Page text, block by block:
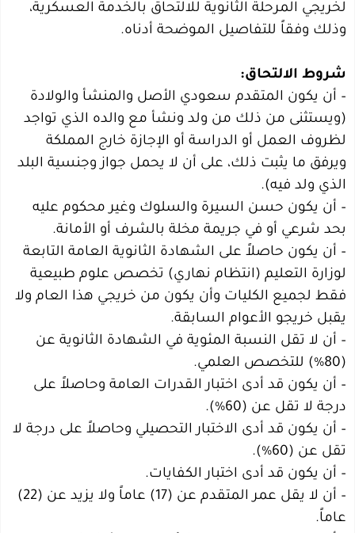
لخريجي المرحلة الثانوية للالتحاق بالخدمة العسكرية،
وذلك وفقاً للتفاصيل الموضحة أدناه.
شروط الالتحاق:
– أن يكون المتقدم سعودي الأصل والمنشأ والولادة
(ويستثنى من ذلك من ولد ونشأ مع والده الذي تواجد
لظروف العمل أو الدراسة أو الإجازة خارج المملكة
ويرفق ما يثبت ذلك، على أن لا يحمل جواز وجنسية البلد
الذي ولد فيه).
– أن يكون حسن السيرة والسلوك وغير محكوم عليه
بحد شرعي أو في جريمة مخلة بالشرف أو الأمانة.
– أن يكون حاصلاً على الشهادة الثانوية العامة التابعة
لوزارة التعليم (انتظام نهاري) تخصص علوم طبيعية
فقط لجميع الكليات وأن يكون من خريجي هذا العام ولا
يقبل خريجو الأعوام السابقة.
– أن لا تقل النسبة المئوية في الشهادة الثانوية عن
(80%) للتخصص العلمي.
– أن يكون قد أدى اختبار القدرات العامة وحاصلاً على
درجة لا تقل عن (60%).
– أن يكون قد أدى الاختبار التحصيلي وحاصلاً على درجة لا
تقل عن (60%).
– أن يكون قد أدى اختبار الكفايات.
– أن لا يقل عمر المتقدم عن (17) عاماً ولا يزيد عن (22)
عاماً.